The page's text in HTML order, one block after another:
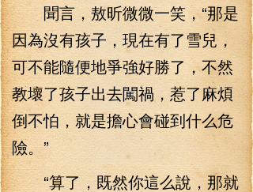
聞言，敖昕微微一笑，“那是
因為沒有孩子，現在有了雪兒，
可不能隨便地爭強好勝了，不然
教壞了孩子出去闖禍，惹了麻煩
倒不怕，就是擔心會碰到什么危
險。”
“算了，既然你這么說，那就